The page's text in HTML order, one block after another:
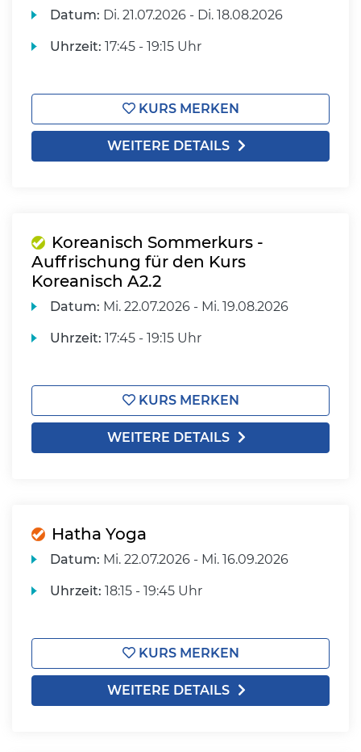
Datum: Di. 21.07.2026 - Di. 18.08.2026
Uhrzeit: 17:45 - 19:15 Uhr
KURS MERKEN
WEITERE DETAILS
Koreanisch Sommerkurs -
Auffrischung für den Kurs
Koreanisch A2.2
Datum: Mi. 22.07.2026 - Mi. 19.08.2026
Uhrzeit: 17:45 - 19:15 Uhr
KURS MERKEN
WEITERE DETAILS
Hatha Yoga
Datum: Mi. 22.07.2026 - Mi. 16.09.2026
Uhrzeit: 18:15 - 19:45 Uhr
KURS MERKEN
WEITERE DETAILS